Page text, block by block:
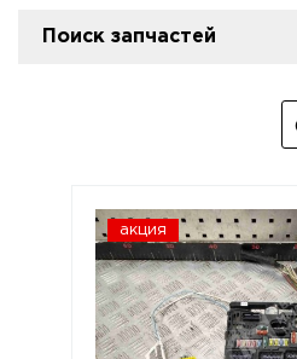
Поиск запчастей
акция